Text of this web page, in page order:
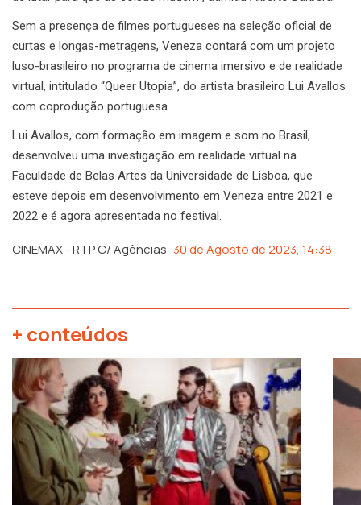
Sem a presença de filmes portugueses na seleção oficial de
curtas e longas-metragens, Veneza contará com um projeto
luso-brasileiro no programa de cinema imersivo e de realidade
virtual, intitulado “Queer Utopia”, do artista brasileiro Lui Avallos
com coprodução portuguesa.
Lui Avallos, com formação em imagem e som no Brasil,
desenvolveu uma investigação em realidade virtual na
Faculdade de Belas Artes da Universidade de Lisboa, que
esteve depois em desenvolvimento em Veneza entre 2021 e
2022 e é agora apresentada no festival.
CINEMAX - RTP C/ Agências 30 de Agosto de 2023, 14:38
+ conteúdos